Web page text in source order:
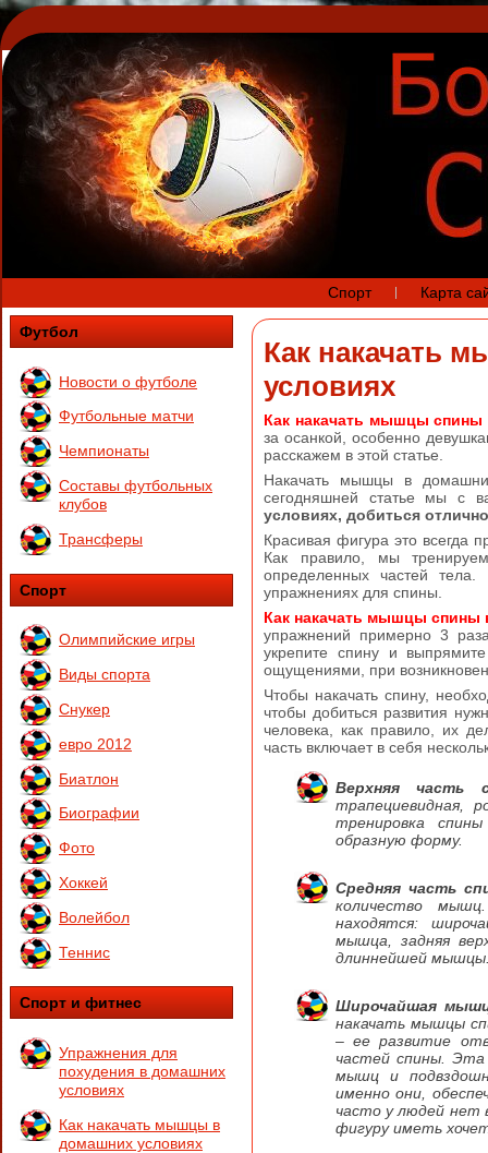
Спорт Карта
Футбол
Новости о футболе
Футбольные матчи
Чемпионаты
Составы футбольных
клубов
Трансферы
Спорт
Олимпийские игры
Виды спорта
Снукер
евро 2012
Биатлон
Биографии
Фото
Хоккей
Волейбол
Теннис
Спорт и фитнес
Упражнения для
похудения в домашних
условиях
Как накачать мышцы в
домашних условиях
Как накачать
условиях
Как накачать мышцы
за осанкой, особенно
расскажем в этой статье.
Накачать мышцы в
сегодняшней статье мы с
условиях, добиться
Красивая фигура это
Как правило, мы
определенных частей
упражнениях для спины.
Как накачать мышцы спины
упражнений примерно 3
укрепите спину и
ощущениями, при
Чтобы накачать спину,
чтобы добиться развития
человека, как правило, их
часть включает в себя
Верхняя часть
трапециевидная,
тренировка
образную форму.
Средняя часть
количество
находятся:
мышца, задняя
длиннейшей
Широчайшая
накачать мышцы
– ее развитие
частей спины.
мышц и
именно они,
часто у людей нет
фигуру иметь